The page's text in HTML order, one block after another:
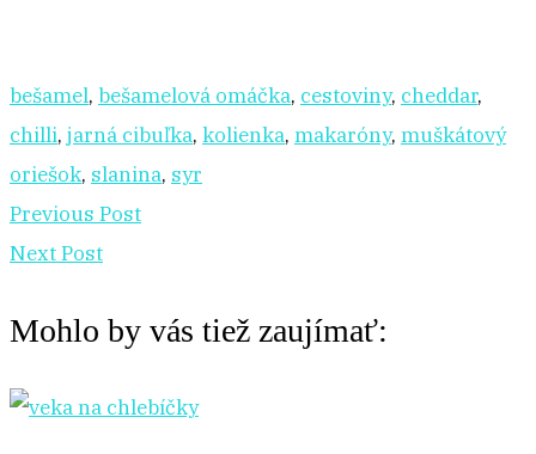
bešamel, bešamelová omáčka, cestoviny, cheddar,
chilli, jarná cibuľka, kolienka, makaróny, muškátový
oriešok, slanina, syr
Previous Post
Next Post
Mohlo by vás tiež zaujímať: